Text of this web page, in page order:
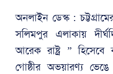
অনলাইন ডেস্ক :
সলিমপুর এলাকায়
আরেক রাষ্ট্র ” হিসেবে
গোষ্ঠীর অভয়ারণ্য